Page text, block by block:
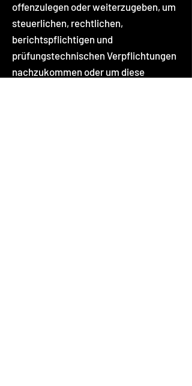
offenzulegen oder weiterzugeben, um
steuerlichen, rechtlichen,
berichtspflichtigen und
prüfungstechnischen Verpflichtungen
nachzukommen oder um diese